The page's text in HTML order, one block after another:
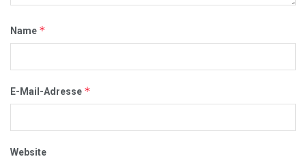
Name *
E-Mail-Adresse *
Website